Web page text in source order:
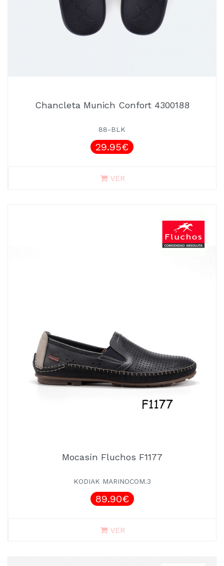
Chancleta Munich Confort 4300188
88-BLK
29.95€
VER
Mocasín Fluchos F1177
KODIAK MARINOCOM.3
89.90€
VER